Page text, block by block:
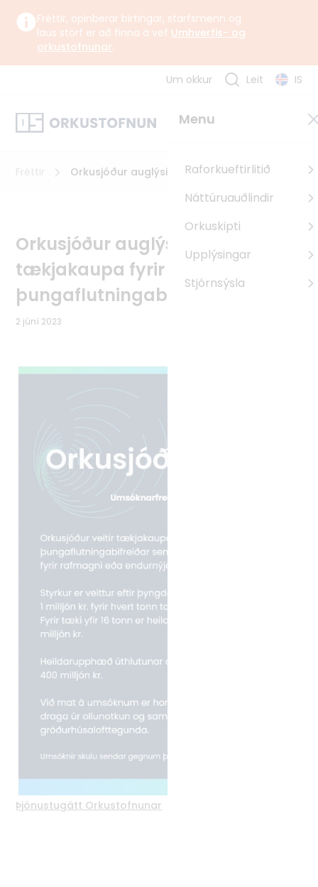
Fréttir, opinberar birtingar, starfsmenn og
laus störf er að finna á vef Umhverfis- og
orkustofnunar.
Orkustofnun starfar undir yfirstjórn Umhverfis-, orku- og
Sagan
Uppbyggingarsjóður EES
Pólland
Rúmenía
Búlgaría
Alþjóðlegt samstarf
Um okkur Leit IS
Menu
Raforkueftirlitið
Náttúruauðlindir
Orkuskipti
Upplýsingar
Stjórnsýsla
Orkusjóður auglýsir styrki til tækjakaupa
Orkusjóður auglýsir styrki til
tækjakaupa fyrir
þungaflutningabifreiðar
2 júní 2023
Þjónustugátt Orkustofnunar